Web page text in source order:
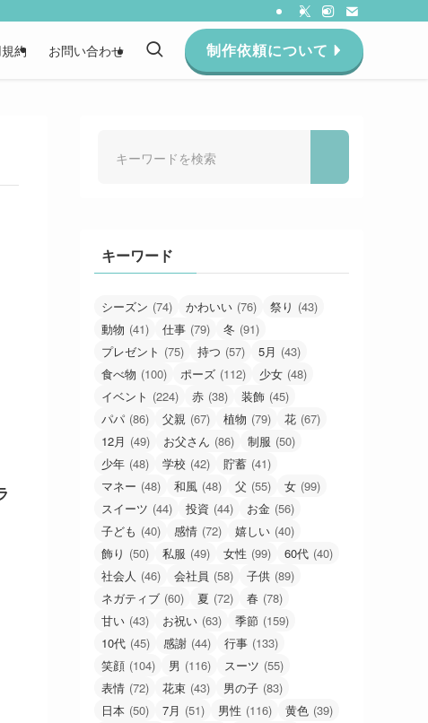
約 お問い合わせ 制作依頼について
キーワード
シーズン (74) かわいい (76) 祭り (43)
動物 (41) 仕事 (79) 冬 (91)
プレゼント (75) 持つ (57) 5月 (43)
食べ物 (100) ポーズ (112) 少女 (48)
イベント (224) 赤 (38) 装飾 (45)
パパ (86) 父親 (67) 植物 (79) 花 (67)
12月 (49) お父さん (86) 制服 (50)
少年 (48) 学校 (42) 貯蓄 (41)
マネー (48) 和風 (48) 父 (55) 女 (99)
スイーツ (44) 投資 (44) お金 (56)
子ども (40) 感情 (72) 嬉しい (40)
飾り (50) 私服 (49) 女性 (99) 60代 (40)
社会人 (46) 会社員 (58) 子供 (89)
ネガティブ (60) 夏 (72) 春 (78)
甘い (43) お祝い (63) 季節 (159)
10代 (45) 感謝 (44) 行事 (133)
笑顔 (104) 男 (116) スーツ (55)
表情 (72) 花束 (43) 男の子 (83)
日本 (50) 7月 (51) 男性 (116) 黄色 (39)